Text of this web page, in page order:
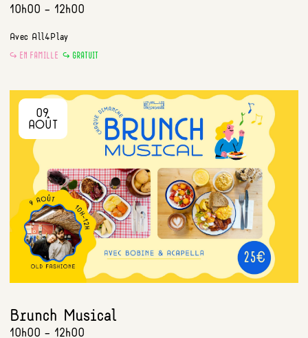
10h00 - 12h00
Avec All4Play
EN FAMILLE GRATUIT
09
AOÛT
Brunch Musical
10h00 - 12h00